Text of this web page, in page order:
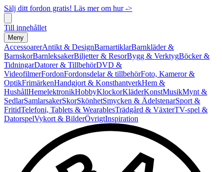
Sälj ditt fordon gratis! Läs mer om hur ->
Till innehållet
Meny
AccessoarerAntikt & DesignBarnartiklarBarnkläder &
BarnskorBarnleksakerBiljetter & ResorBygg & VerktygBöcker &
TidningarDatorer & TillbehörDVD &
VideofilmerFordonFordonsdelar & tillbehörFoto, Kameror &
OptikFrimärkenHandgjort & KonsthantverkHem &
HushållHemelektronikHobbyKlockorKläderKonstMusikMynt &
SedlarSamlarsakerSkorSkönhetSmycken & ÄdelstenarSport &
FritidTelefoni, Tablets & WearablesTrädgård & VäxterTV-spel &
DatorspelVykort & BilderÖvrigtInspiration